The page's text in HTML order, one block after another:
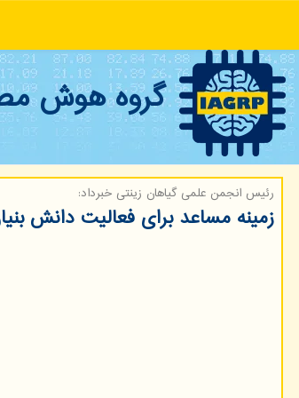
گروه هوش
رئیس انجمن علمی گیاهان زینتی خبرداد:
زمینه مساعد برای فعالیت دانش